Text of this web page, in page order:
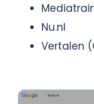
Nu.nl
Vertalen